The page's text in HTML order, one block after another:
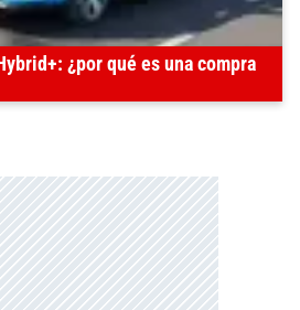
¿por qué es una compra